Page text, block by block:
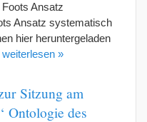
Ansatz
Ansatz systematisch
hier heruntergeladen
weiterlesen »
Sitzung am
Ontologie des